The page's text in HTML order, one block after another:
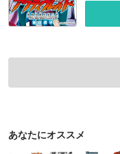
あなたにオススメ